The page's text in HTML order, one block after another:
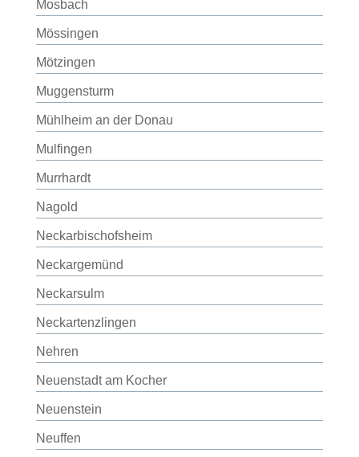
Mosbach
Mössingen
Mötzingen
Muggensturm
Mühlheim an der Donau
Mulfingen
Murrhardt
Nagold
Neckarbischofsheim
Neckargemünd
Neckarsulm
Neckartenzlingen
Nehren
Neuenstadt am Kocher
Neuenstein
Neuffen